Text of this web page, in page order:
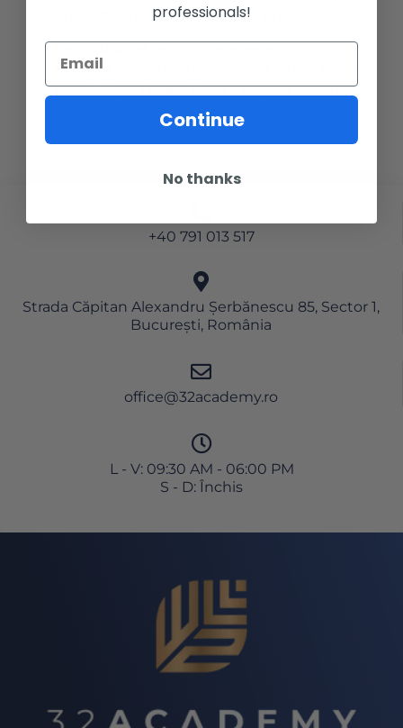
în schimbarea vieții pacienților prin NGRT.
Dezvoltator al terapiei de regenerare ghidată
naturală pentru managementul rănilor cronice
cu L-PRF, dr Nelson Pinto a obținut mai multe
+40 791 013 517
Strada Căpitan Alexandru Șerbănescu 85, Sector 1,
București, România
office@32academy.ro
L - V: 09:30 AM - 06:00 PM
S - D: Închis
professionals!
Continue
No thanks